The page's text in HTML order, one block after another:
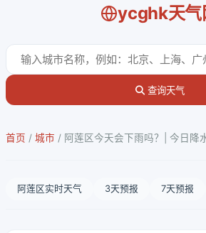
ycghk天气
查询天气
首页 / 城市 / 阿莲区今天会下雨吗？| 今日降
阿莲区实时天气 3天预报 7天预报